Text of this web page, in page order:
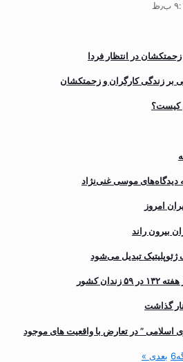
زحمتکشان در انتظار فردا
بر زندگی کارگران و زحمتکشان
کیست؟
دیدگاه‌های موسی غنی‌نژاد
امروز
بیرون راند
ژئوپلیتیک تبدیل می‌شود
کشور
گذاشت
اسلامی ” در تعارض با واقعیت های موجود
6 بعدی »